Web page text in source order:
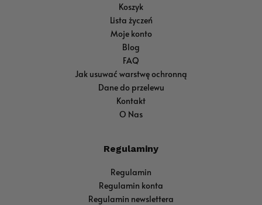
Koszyk
Lista życzeń
Moje konto
Blog
FAQ
Jak usuwać warstwę ochronną
Dane do przelewu
Kontakt
O Nas
Regulaminy
Regulamin
Regulamin konta
Regulamin newslettera